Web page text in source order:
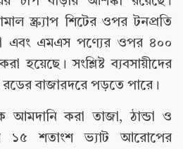
স্ক্র্যাপ শিটের ওপর টনপ্রতি
এবং এমএস পণ্যের ওপর ৪০০
হয়েছে। সংশ্লিষ্ট ব্যবসায়ীদের
বাজারদরে পড়তে পারে।
আমদানি করা তাজা, ঠান্ডা ও
১৫ শতাংশ ভ্যাট আরোপের